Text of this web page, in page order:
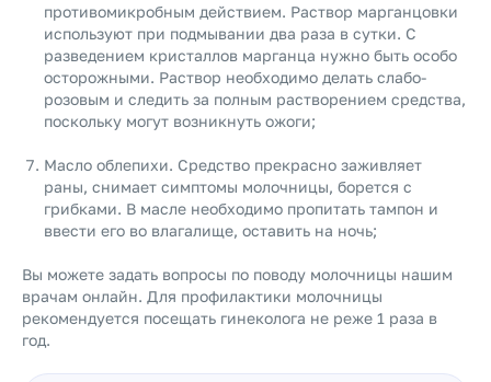
противомикробным действием. Раствор марганцовки
используют при подмывании два раза в сутки. С
разведением кристаллов марганца нужно быть особо
осторожными. Раствор необходимо делать слабо-
розовым и следить за полным растворением средства,
поскольку могут возникнуть ожоги;
Масло облепихи. Средство прекрасно заживляет
раны, снимает симптомы молочницы, борется с
грибками. В масле необходимо пропитать тампон и
ввести его во влагалище, оставить на ночь;
Вы можете задать вопросы по поводу молочницы нашим
врачам онлайн. Для профилактики молочницы
рекомендуется посещать гинеколога не реже 1 раза в
год.